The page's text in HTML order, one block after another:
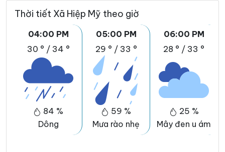
Thời tiết Xã Hiệp Mỹ theo giờ
04:00 PM
30 ° / 34 °
84 %
Dông
05:00 PM
29 ° / 33 °
59 %
Mưa rào nhẹ
06:00 PM
28 ° / 33 °
25 %
Mây đen u ám